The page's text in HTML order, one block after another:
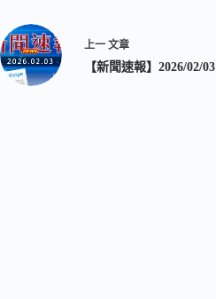
上一 文章
【新聞速報】2026/02/03